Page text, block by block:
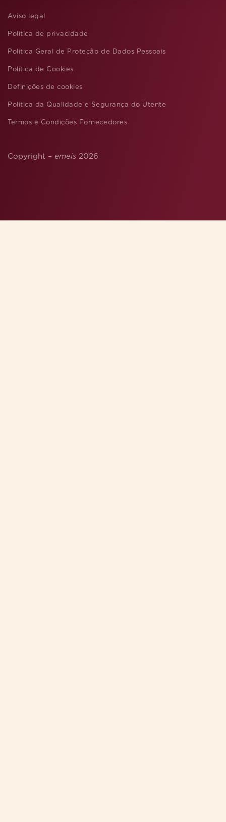
Aviso legal
Política de privacidade
Política Geral de Proteção de Dados Pessoais
Política de Cookies
Definições de cookies
Política da Qualidade e Segurança do Utente
Termos e Condições Fornecedores
Copyright – emeis 2026